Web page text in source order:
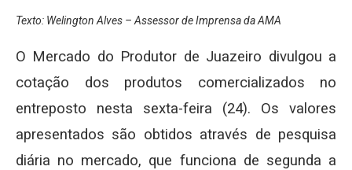
Texto: Welington Alves – Assessor de Imprensa da AMA
O Mercado do Produtor de Juazeiro divulgou a
cotação dos produtos comercializados no
entreposto nesta sexta-feira (24). Os valores
apresentados são obtidos através de pesquisa
diária no mercado, que funciona de segunda a